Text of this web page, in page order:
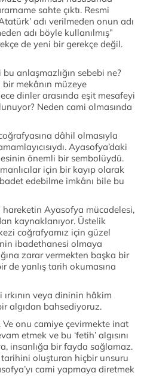
sahte çıktı. Resmi
adı verilmeden onun adı
adı böyle kullanılmış”
de yeni bir gerekçe değil.
anlaşmazlığın sebebi ne?
mekânın müzeye
dinler arasında eşit mesafeyi
Neden cami olmasında
dâhil olmasıyla
Ayasofya’daki
önemli bir sembolüydü.
için bir kayıp olarak
edebilme imkânı bile bu
hareketin Ayasofya mücadelesi,
kaynaklanıyor. Üstelik
coğrafyamız için güzel
ibadethanesi olmaya
zarar vermekten başka bir
de yanlış tarih okumasına
ırkının veya dininin hâkim
algıdan bahsediyoruz.
onu camiye çevirmekte inat
etmek ve bu ‘fetih’ algısını
insanlığa bir fayda sağlamaz.
oluşturan hiçbir unsuru
cami yapmaya diretmek